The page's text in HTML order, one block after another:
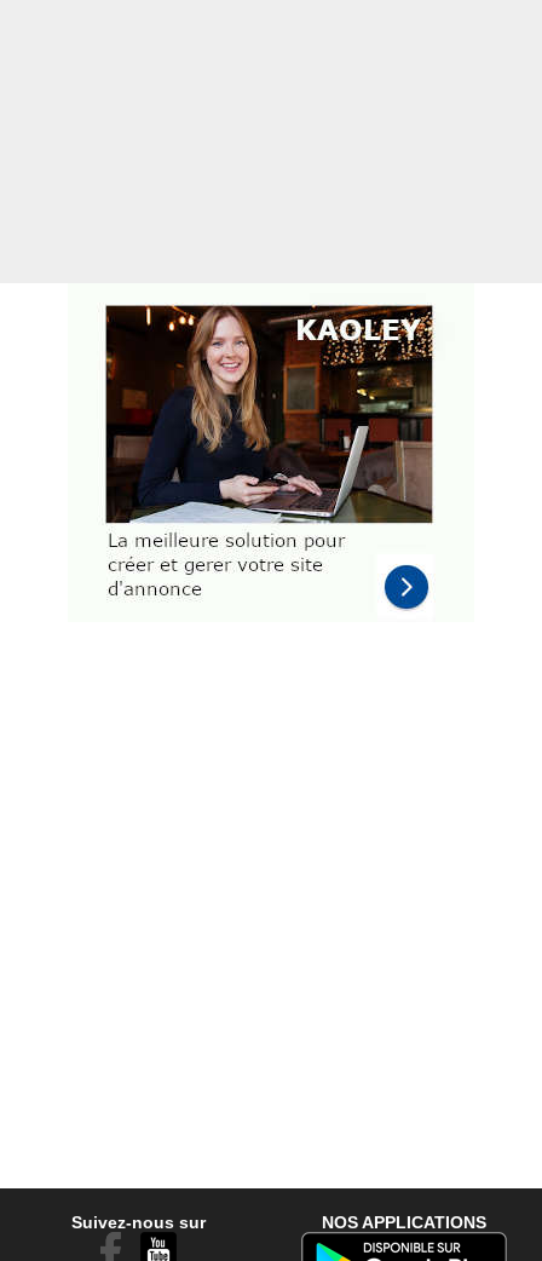
Suivez-nous sur NOS APPLICATIONS